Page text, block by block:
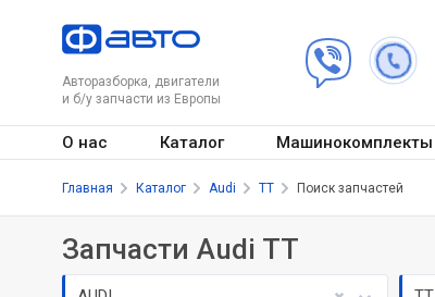
Авторазборка, двигатели
и б/у запчасти из Европы
О нас Каталог Машинокомплекты
Главная Каталог Audi TT Поиск запчастей
Запчасти Audi TT